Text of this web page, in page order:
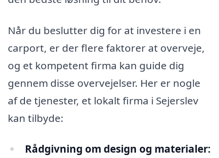
Når du beslutter dig for at investere i en
carport, er der flere faktorer at overveje,
og et kompetent firma kan guide dig
gennem disse overvejelser. Her er nogle
af de tjenester, et lokalt firma i Sejerslev
kan tilbyde:
Rådgivning om design og materialer: